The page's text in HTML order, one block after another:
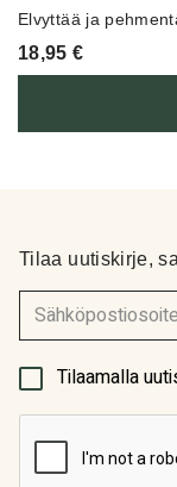
Elvyttää ja
18,95€
Tilaa uutiskirje,
(Pakollinen)
Tilaamalla